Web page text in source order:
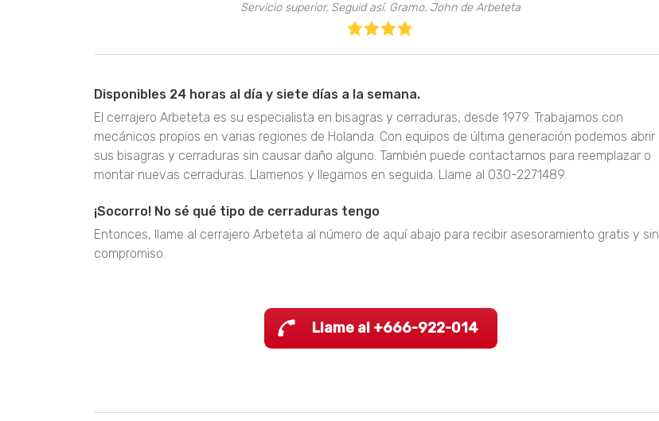
Servicio superior. Seguid así. Gramo. John de Arbeteta
Disponibles 24 horas al día y siete días a la semana.
El cerrajero Arbeteta es su especialista en bisagras y cerraduras, desde 1979. Trabajamos con
mecánicos propios en varias regiones de Holanda. Con equipos de última generación podemos abrir
sus bisagras y cerraduras sin causar daño alguno. También puede contactarnos para reemplazar o
montar nuevas cerraduras. Llamenos y llegamos en seguida. Llame al 030-2271489.
¡Socorro! No sé qué tipo de cerraduras tengo
Entonces, llame al cerrajero Arbeteta al número de aquí abajo para recibir asesoramiento gratis y sin
compromiso.
Llame al +666-922-014